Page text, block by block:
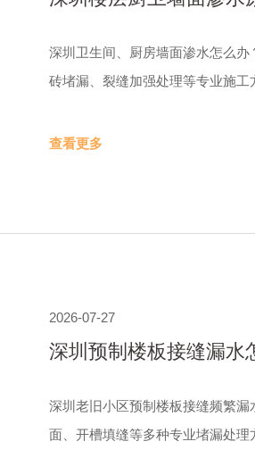
深圳卫生间、厨房墙面渗水怎么
砖堵漏、裂缝加强处理等专业施工
查看更多
2026-07-27
深圳预制楼板接缝漏水
深圳老旧小区预制楼板接缝频繁
面、开槽填缝等多种专业堵漏处理